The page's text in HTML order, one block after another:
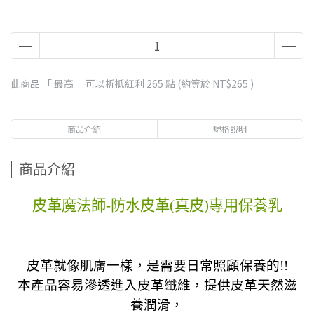
此商品 「 最高 」可以折抵紅利 265 點 (約等於 NT$265 )
商品介紹 規格說明
商品介紹
皮革魔法師-防水皮革(真皮)專用保養乳
皮革就像肌膚一樣，是需要日常照顧保養的!!
本產品容易滲透進入皮革纖維，提供皮革天然滋
養潤滑，